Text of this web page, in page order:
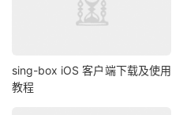
sing-box iOS 客户端下载及使用
教程